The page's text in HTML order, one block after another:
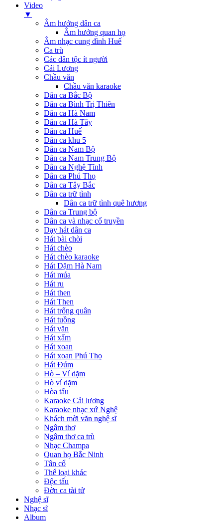
Video
▼
Âm hưởng dân ca
Âm hưởng quan họ
Âm nhạc cung đình Huế
Ca trù
Các dân tộc ít người
Cải Lương
Chầu văn
Chầu văn karaoke
Dân ca Bắc Bộ
Dân ca Bình Trị Thiên
Dân ca Hà Nam
Dân ca Hà Tây
Dân ca Huế
Dân ca khu 5
Dân ca Nam Bộ
Dân ca Nam Trung Bộ
Dân ca Nghệ Tĩnh
Dân ca Phú Thọ
Dân ca Tây Bắc
Dân ca trữ tình
Dân ca trữ tình quê hương
Dân ca Trung bộ
Dân ca và nhạc cổ truyền
Dạy hát dân ca
Hát bài chòi
Hát chèo
Hát chèo karaoke
Hát Dặm Hà Nam
Hát múa
Hát ru
Hát then
Hát Then
Hát trống quân
Hát tuồng
Hát văn
Hát xẩm
Hát xoan
Hát xoan Phú Thọ
Hát Đúm
Hò – Ví dặm
Hò ví dặm
Hòa tấu
Karaoke Cải lương
Karaoke nhạc xứ Nghệ
Khách mời văn nghệ sĩ
Ngâm thơ
Ngâm thơ ca trù
Nhạc Champa
Quan họ Bắc Ninh
Tân cổ
Thể loại khác
Độc tấu
Đờn ca tài tử
Nghệ sĩ
Nhạc sĩ
Album